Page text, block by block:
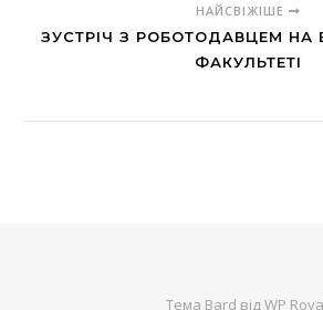
НАЙСВІЖІШЕ
ЗУСТРІЧ З РОБОТОДАВЦЕМ НА
ФАКУЛЬТЕТІ
Тема Bard відWP